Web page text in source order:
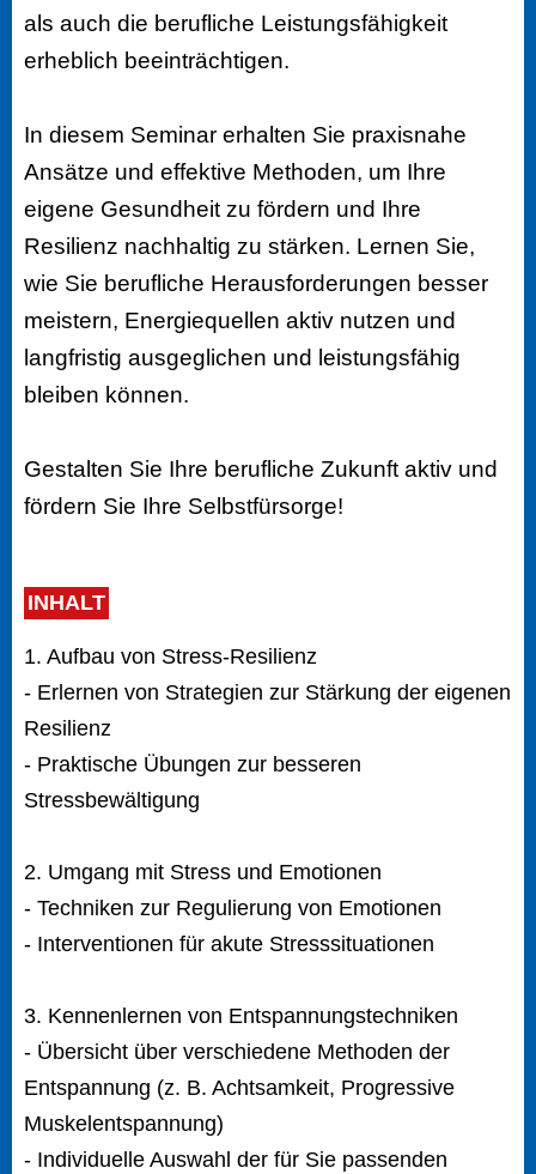
als auch die berufliche Leistungsfähigkeit
erheblich beeinträchtigen.
In diesem Seminar erhalten Sie praxisnahe
Ansätze und effektive Methoden, um Ihre
eigene Gesundheit zu fördern und Ihre
Resilienz nachhaltig zu stärken. Lernen Sie,
wie Sie berufliche Herausforderungen besser
meistern, Energiequellen aktiv nutzen und
langfristig ausgeglichen und leistungsfähig
bleiben können.
Gestalten Sie Ihre berufliche Zukunft aktiv und
fördern Sie Ihre Selbstfürsorge!
INHALT
1. Aufbau von Stress-Resilienz
- Erlernen von Strategien zur Stärkung der eigenen
Resilienz
- Praktische Übungen zur besseren
Stressbewältigung
2. Umgang mit Stress und Emotionen
- Techniken zur Regulierung von Emotionen
- Interventionen für akute Stresssituationen
3. Kennenlernen von Entspannungstechniken
- Übersicht über verschiedene Methoden der
Entspannung (z. B. Achtsamkeit, Progressive
Muskelentspannung)
- Individuelle Auswahl der für Sie passenden